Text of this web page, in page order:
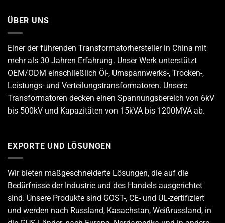
ÜBER UNS
Einer der führenden Transformatorherstellerin China mit
mehr als 30 Jahren Erfahrung. Unser Werk unterstützt
OEM/ODM einschließlich Öl-, Umspannwerks-, Trocken-,
Leistungs- und Verteilungstransformatoren. Unsere
Transformatoren decken einen Spannungsbereich von 6kV
bis 500kV und Kapazitäten von 15kVA bis 1200MVA ab.
EXPORTE UND LÖSUNGEN
Wir bieten maßgeschneiderte Lösungen, die auf die
Bedürfnisse der Industrie und des Handels ausgerichtet
sind. Unsere Produkte sind GOST-, CE- und UL-zertifiziert
und werden nach Russland, Kasachstan, Weißrussland, in